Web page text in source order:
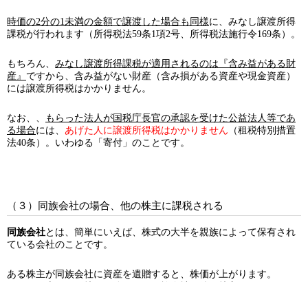
時価の2分の1未満の金額で譲渡した場合も同様に、みなし譲渡所得
課税が行われます（所得税法59条1項2号、所得税法施行令169条）。
もちろん、 みなし譲渡所得課税が適用されるのは『含み益がある財
産』 ですから、含み益がない財産（含み損がある資産や現金資産）
には譲渡所得税はかかりません。
なお、、
もらった法人が国税庁長官の承認を受けた公益法人等であ
る場合には、 あげた人に譲渡所得税はかかりません （租税特別措置
法40条）。いわゆる「寄付」のことです。
（３）同族会社の場合、他の株主に課税される
同族会社とは、簡単にいえば、株式の大半を親族によって保有され
ている会社のことです。
ある株主が同族会社に資産を遺贈すると、株価が上がります。